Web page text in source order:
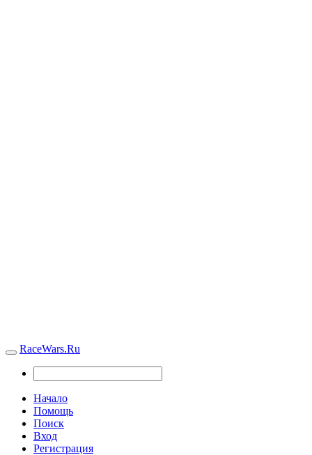
RaceWars.Ru
Начало
Помощь
Поиск
Вход
Регистрация